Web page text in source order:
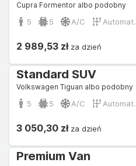
Cupra Formentor albo podobny
5 5 A/C Automat.
2 989,53 złza dzień
Standard SUV
Volkswagen Tiguan albo podobny
5 5 A/C Automat.
3 050,30 złza dzień
Premium Van